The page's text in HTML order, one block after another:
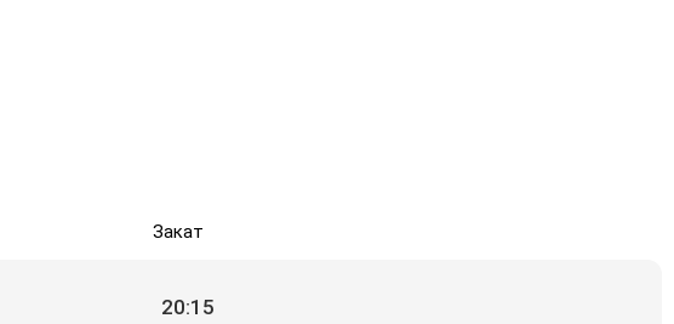
Закат
20:15